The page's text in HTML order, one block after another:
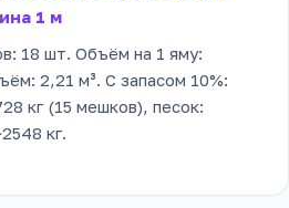
1 м
18 шт. Объём на 1 яму:
2,21 м³. С запасом 10%:
кг (15 мешков), песок:
кг.